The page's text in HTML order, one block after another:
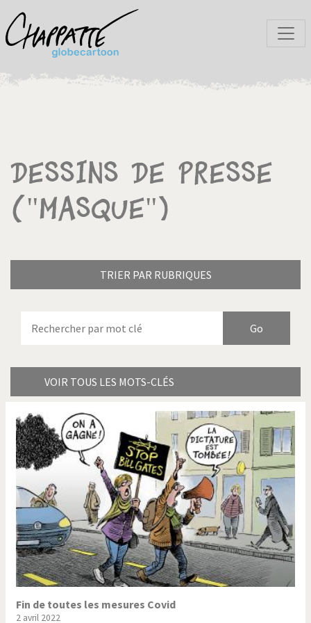
Dessins de presse
("Masque")
TRIER PAR RUBRIQUES
VOIR TOUS LES MOTS-CLÉS
Bienvenue en Italie
Bye Biden! Catholique ou pas très?
Chère énergie! Crise grecque
Cybermonde
Du printemps arabe à
l'hiver
Election présidentielle US Guerre en Syrie
Hopp Deutschland Israël - Palestine
L'Amérique et les armes L'Iran tremble
La Chine et nous
La Corée du Nord: guerre ou
paix?
Fin de toutes les mesures Covid
2 avril 2022